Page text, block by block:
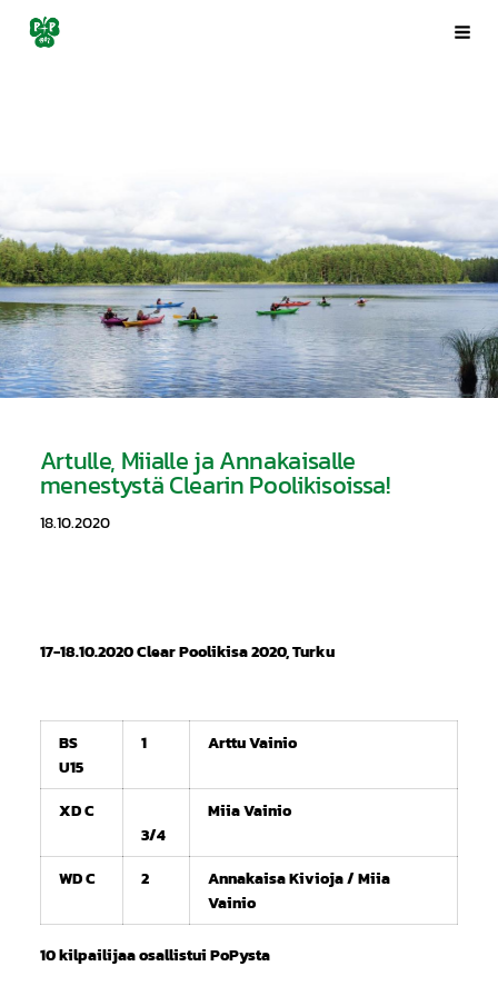
Siirry
sivun
Porin Pyrintö ry
Artulle, Miialle ja Annakaisalle
menestystä Clearin Poolikisoissa!
18.10.2020
17-18.10.2020 Clear Poolikisa 2020, Turku
BS
U15
1 Arttu Vainio
XD C
3/4
Miia Vainio
WD C 2
Annakaisa Kivioja / Miia
Vainio
10 kilpailijaa osallistui PoPysta